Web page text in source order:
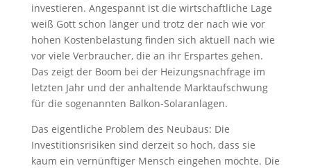
investieren. Angespannt ist die wirtschaftliche Lage
weiß Gott schon länger und trotz der nach wie vor
hohen Kostenbelastung finden sich aktuell nach wie
vor viele Verbraucher, die an ihr Erspartes gehen.
Das zeigt der Boom bei der Heizungsnachfrage im
letzten Jahr und der anhaltende Marktaufschwung
für die sogenannten Balkon-Solaranlagen.
Das eigentliche Problem des Neubaus: Die
Investitionsrisiken sind derzeit so hoch, dass sie
kaum ein vernünftiger Mensch eingehen möchte. Die